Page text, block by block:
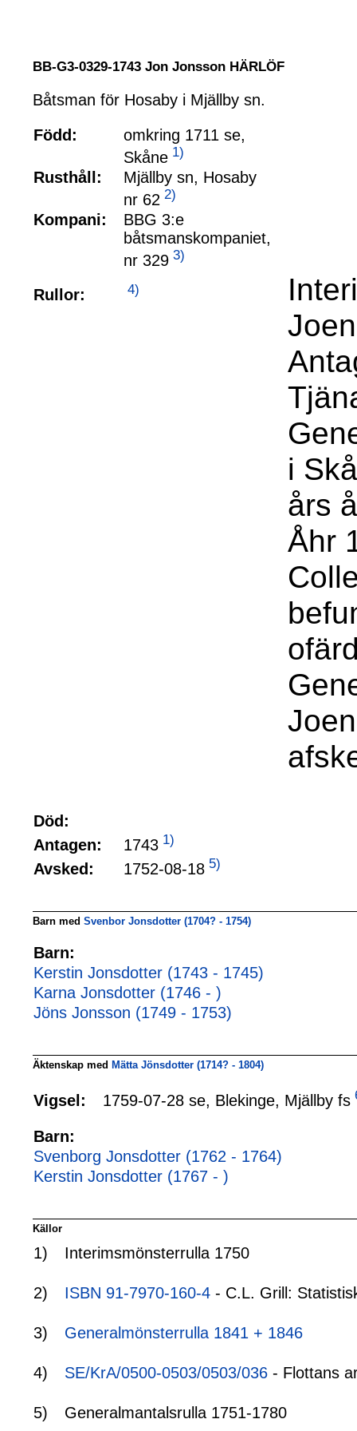
BB-G3-0329-1743 Jon Jonsson HÄRLÖF
Båtsman för Hosaby i Mjällby sn.
Född:
omkring 1711 se,
Skåne 1)
Rusthåll:
Mjällby sn, Hosaby
nr 62 2)
Kompani:
BBG 3:e
båtsmanskompaniet,
nr 329 3)
Rullor: 4)
i
års
Åhr
Död:
Antagen:
1743 1)
Avsked: 1752-08-18 5)
Barn med Svenbor Jonsdotter (1704? - 1754)
Barn:
Kerstin Jonsdotter (1743 - 1745)
Karna Jonsdotter (1746 - )
Jöns Jonsson (1749 - 1753)
Äktenskap med Mätta Jönsdotter (1714? - 1804)
Vigsel: 1759-07-28 se, Blekinge, Mjällby fs
Barn:
Svenborg Jonsdotter (1762 - 1764)
Kerstin Jonsdotter (1767 - )
Källor
1) Interimsmönsterrulla 1750
2) ISBN 91-7970-160-4 - C.L. Grill:
3) Generalmönsterrulla 1841 + 1846
4) SE/KrA/0500-0503/0503/036 - Flottans
5) Generalmantalsrulla 1751-1780